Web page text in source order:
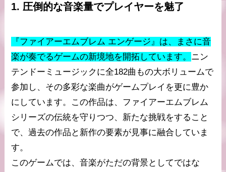
1. 圧倒的な音楽量でプレイヤーを魅了
『ファイアーエムブレム エンゲージ』は、まさに音
楽が奏でるゲームの新境地を開拓しています。 ニン
テンドーミュージックに全182曲もの大ボリュームで
参加し、その多彩な楽曲がゲームプレイを更に豊か
にしています。この作品は、ファイアーエムブレム
シリーズの伝統を守りつつ、新たな挑戦をすること
で、過去の作品と新作の要素が見事に融合していま
す。
このゲームでは、音楽がただの背景としてではな